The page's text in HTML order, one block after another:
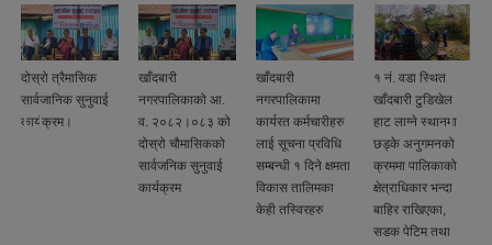
दोस्रो त्रैमासिक
सार्वजानिक सुनुवाई
कार्यक्रम।
खाँदबारी
नगरपालिकाको आ.
व. २०८२।०८३ को
दोस्रो चौमासिकको
सार्वजनिक सुनुवाई
कार्यक्रम
खाँदबारी
नगरपालिकामा
कार्यरत कर्मचारीहरु
लाई सूचना प्रविधि
सम्बन्धी १ दिने क्षमता
विकास तालिमका
केही तस्विरहरु
१ नं. वडा स्थित
खाँदबारी टुडिखेल
हाट लाग्ने स्थानमा
छड्के अनुगमनको
क्रममा पालिकाको
क्षेत्राधिकार भन्दा
बाहिर राखिएका,
सडक पेटिम तथा